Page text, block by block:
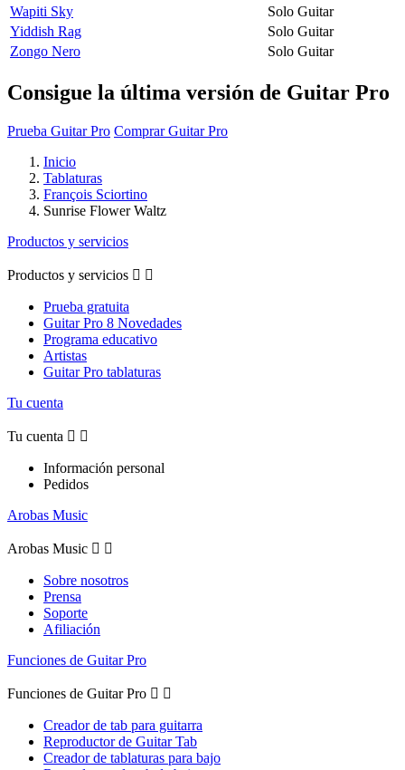
Wapiti Sky
Solo Guitar
Yiddish Rag
Solo Guitar
Zongo Nero
Solo Guitar
Consigue la última versión de Guitar Pro
Prueba Guitar Pro Comprar Guitar Pro
Inicio
Tablaturas
François Sciortino
Sunrise Flower Waltz
Productos y servicios
Productos y servicios  
Prueba gratuita
Guitar Pro 8 Novedades
Programa educativo
Artistas
Guitar Pro tablaturas
Tu cuenta
Tu cuenta  
Información personal
Pedidos
Arobas Music
Arobas Music  
Sobre nosotros
Prensa
Soporte
Afiliación
Funciones de Guitar Pro
Funciones de Guitar Pro  
Creador de tab para guitarra
Reproductor de Guitar Tab
Creador de tablaturas para bajo